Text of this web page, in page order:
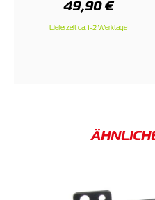
49,90 €
Lieferzeit ca. 1-2 Werktage